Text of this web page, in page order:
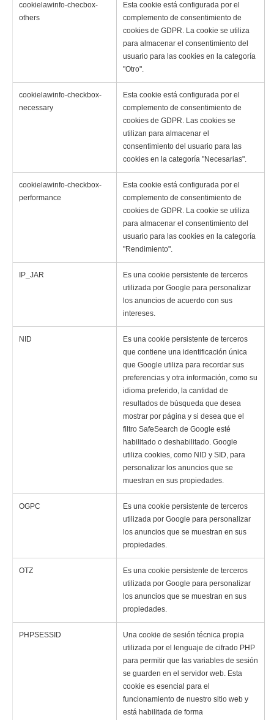
cookielawinfo-checbox-
others
Esta cookie está configurada por el
complemento de consentimiento de
cookies de GDPR. La cookie se utiliza
para almacenar el consentimiento del
usuario para las cookies en la categoría
"Otro".
cookielawinfo-checkbox-
necessary
Esta cookie está configurada por el
complemento de consentimiento de
cookies de GDPR. Las cookies se
utilizan para almacenar el
consentimiento del usuario para las
cookies en la categoría "Necesarias".
cookielawinfo-checkbox-
performance
Esta cookie está configurada por el
complemento de consentimiento de
cookies de GDPR. La cookie se utiliza
para almacenar el consentimiento del
usuario para las cookies en la categoría
"Rendimiento".
IP_JAR
Es una cookie persistente de terceros
utilizada por Google para personalizar
los anuncios de acuerdo con sus
intereses.
NID
Es una cookie persistente de terceros
que contiene una identificación única
que Google utiliza para recordar sus
preferencias y otra información, como su
idioma preferido, la cantidad de
resultados de búsqueda que desea
mostrar por página y si desea que el
filtro SafeSearch de Google esté
habilitado o deshabilitado. Google
utiliza cookies, como NID y SID, para
personalizar los anuncios que se
muestran en sus propiedades.
OGPC
Es una cookie persistente de terceros
utilizada por Google para personalizar
los anuncios que se muestran en sus
propiedades.
OTZ
Es una cookie persistente de terceros
utilizada por Google para personalizar
los anuncios que se muestran en sus
propiedades.
PHPSESSID
Una cookie de sesión técnica propia
utilizada por el lenguaje de cifrado PHP
para permitir que las variables de sesión
se guarden en el servidor web. Esta
cookie es esencial para el
funcionamiento de nuestro sitio web y
está habilitada de forma